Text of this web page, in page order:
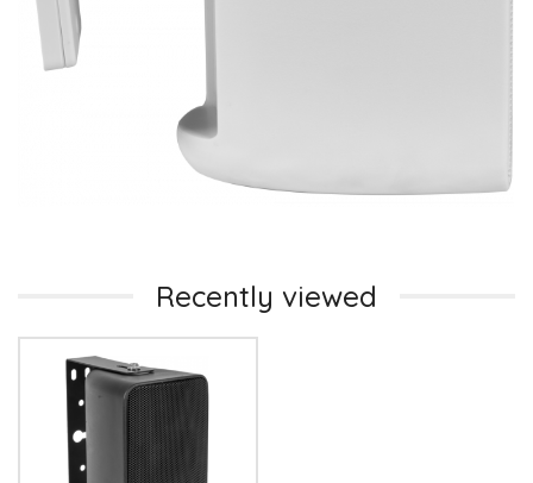
Recently viewed